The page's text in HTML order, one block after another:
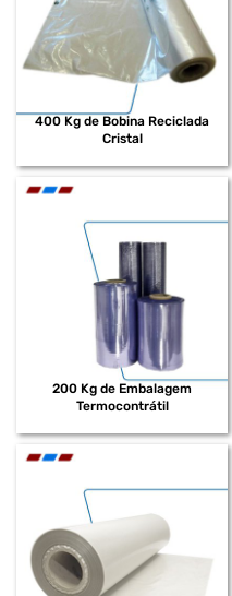
400 Kg de Bobina Reciclada
Cristal
200 Kg de Embalagem
Termocontrátil